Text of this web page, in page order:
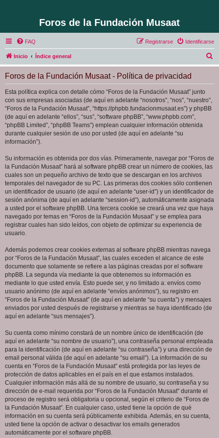
Foros de la Fundación Musaat
FAQ Identificarse
Registrarse
Inicio Índice general
u
Foros de la Fundación Musaat - Política de privacidad
Esta política explica con detalle cómo “Foros de la Fundación Musaat” junto
con sus empresas asociadas (de aquí en adelante “nosotros”, “nos”, “nuestro”,
“Foros de la Fundación Musaat”, “https://phpbb.fundacionmusaat.es”) y phpBB
(de aquí en adelante “ellos”, “sus”, “software phpBB”, “www.phpbb.com”,
“phpBB Limited”, “phpBB Teams”) emplean cualquier información obtenida
durante cualquier sesión de uso por usted (de aquí en adelante “su
información”).
Su información es obtenida por dos vías. Primeramente, navegar por “Foros de
la Fundación Musaat” hará al software phpBB crear un número de cookies, las
cuales son un pequeño archivo de texto que se descargan en los archivos
temporales del navegador de su PC. Las primeras dos cookies sólo contienen
un identificador de usuario (de aquí en adelante “user-id”) y un identificador de
sesión anónima (de aquí en adelante “session-id”), automáticamente asignada
a usted por el software phpBB. Una tercera cookie se creará una vez que haya
navegado por temas en “Foros de la Fundación Musaat” y se emplea para
registrar cuales han sido leídos, con objeto de optimizar su experiencia de
usuario.
Además podemos crear cookies externas al software phpBB mientras navega
por “Foros de la Fundación Musaat”, las cuales exceden el alcance de este
documento que solamente se refiere a las páginas creadas por el software
phpBB. La segunda vía mediante la que obtenemos su información es
mediante lo que usted envía. Esto puede ser, y no limitado a: envíos como
usuario anónimo (de aquí en adelante “envíos anónimos”), su registro en
“Foros de la Fundación Musaat” (de aquí en adelante “su cuenta”) y mensajes
enviados por usted después de registrarse y mientras se haya identificado (de
aquí en adelante “sus mensajes”).
Su cuenta como mínimo constará de un nombre único de identificación (de
aquí en adelante “su nombre de usuario”), una contraseña personal empleada
para la identificación (de aquí en adelante “su contraseña”) y una dirección de
email personal válida (de aquí en adelante “su email”). La información de su
cuenta en “Foros de la Fundación Musaat” está protegida por las leyes de
protección de datos aplicables en el país en el que estamos instalados.
Cualquier información más allá de su nombre de usuario, su contraseña y su
dirección de e-mail requerida por “Foros de la Fundación Musaat” durante el
proceso de registro será obligatoria u opcional, según el criterio de “Foros de
la Fundación Musaat”. En cualquier caso, usted tiene la opción de qué
información en su cuenta será públicamente exhibida. Además, en su cuenta,
usted tiene la opción de activar o desactivar los emails generados
automáticamente por el software phpBB.